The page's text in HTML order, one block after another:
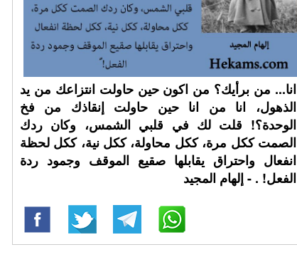
انا... من برأيك؟ من اكون حين حاولت انتزاعك من يد
الذهول، انا من انا حين حاولت إنقاذك من فخ
الوحدة؟! قلت لك في قلبي الشمس، وكان ردك
الصمت ككل مرة، ككل محاولة، ككل نية، ككل لحظة
انفعال واحتراق يقابلها صقيع الموقف وجمود ردة
الفعل! ⁧‫. - إلهام المجيد